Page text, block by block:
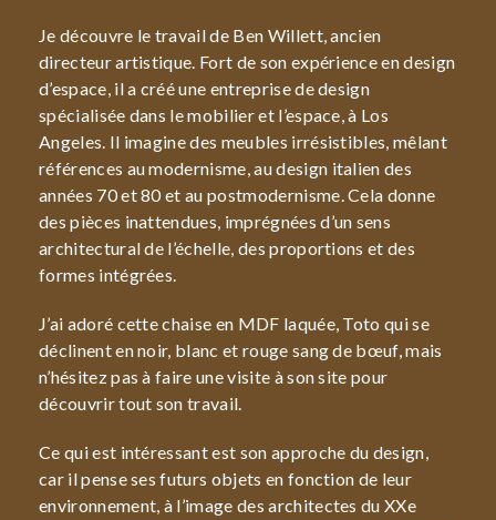
Je découvre le travail de Ben Willett, ancien
directeur artistique. Fort de son expérience en design
d’espace, il a créé une entreprise de design
spécialisée dans le mobilier et l’espace, à Los
Angeles. Il imagine des meubles irrésistibles, mêlant
références au modernisme, au design italien des
années 70 et 80 et au postmodernisme. Cela donne
des pièces inattendues, imprégnées d’un sens
architectural de l’échelle, des proportions et des
formes intégrées.
J’ai adoré cette chaise en MDF laquée, Toto qui se
déclinent en noir, blanc et rouge sang de bœuf, mais
n’hésitez pas à faire une visite à son site pour
découvrir tout son travail.
Ce qui est intéressant est son approche du design,
car il pense ses futurs objets en fonction de leur
environnement, à l’image des architectes du XXe